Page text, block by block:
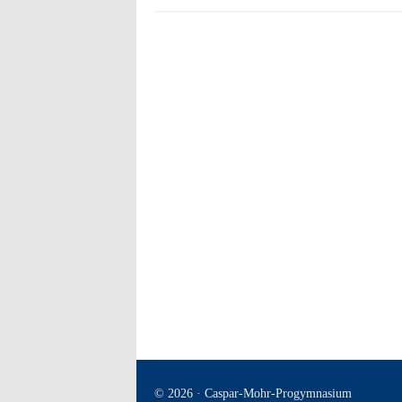
© 2026 · Caspar-Mohr-Progymnasium